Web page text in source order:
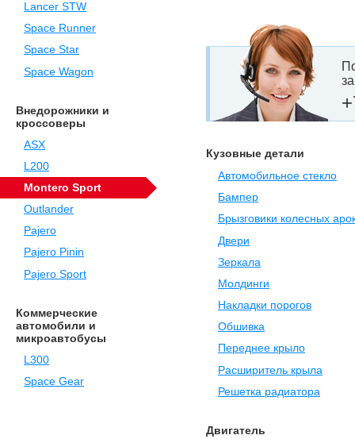
Lancer STW
Space Runner
Space Star
Space Wagon
Внедорожники и
кроссоверы
ASX
L200
Montero Sport
Outlander
Pajero
Pajero Pinin
Pajero Sport
Коммерческие
автомобили и
микроавтобусы
L300
Space Gear
Кузовные детали
Автомобильное стекло
Бампер
Брызговики колесных
Двери
Зеркала
Молдинги
Накладки порогов
Обшивка
Переднее крыло
Расширитель крыла
Решетка радиатора
Двигатель